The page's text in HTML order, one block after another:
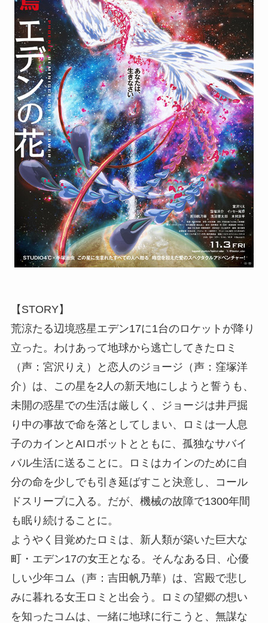
【STORY】
荒涼たる辺境惑星エデン17に1台のロケットが降り
立った。わけあって地球から逃亡してきたロミ
（声：宮沢りえ）と恋人のジョージ（声：窪塚洋
介）は、この星を2人の新天地にしようと誓うも、
未開の惑星での生活は厳しく、ジョージは井戸掘
り中の事故で命を落としてしまい、ロミは一人息
子のカインとAIロボットとともに、孤独なサバイ
バル生活に送ることに。ロミはカインのために自
分の命を少しでも引き延ばすこと決意し、コール
ドスリープに入る。だが、機械の故障で1300年間
も眠り続けることに。
ようやく目覚めたロミは、新人類が築いた巨大な
町・エデン17の女王となる。そんなある日、心優
しい少年コム（声：吉田帆乃華）は、宮殿で悲し
みに暮れる女王ロミと出会う。ロミの望郷の想い
を知ったコムは、一緒に地球に行こうと、無謀な